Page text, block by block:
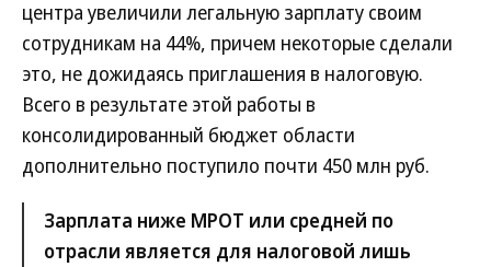
центра увеличили легальную зарплату своим
сотрудникам на 44%, причем некоторые сделали
это, не дожидаясь приглашения в налоговую.
Всего в результате этой работы в
консолидированный бюджет области
дополнительно поступило почти 450 млн руб.
Зарплата ниже МРОТ или средней по
отрасли является для налоговой лишь